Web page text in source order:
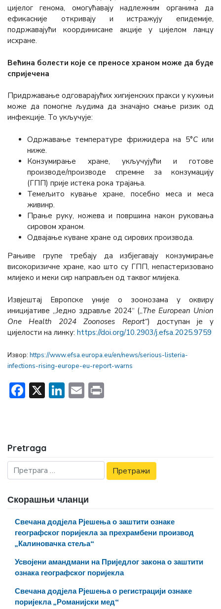
цијелог генома, омогућавају надлежним органима да
ефикасније откривају и истражују епидемије,
подржавајући координисане акције у цијелом ланцу
исхране.
Већина болести које се преносе храном може дa будe
спријечена
Придржавање одговарајућих хигијенских пракси у кухињи
може да помогне људима да значајно смање ризик од
инфекције. То укључује:
Одржавање температуре фрижидера на 5°Cили
ниже.
Конзумирање хране, укључујући и готове
производе/производе спремне за конзумацију
(ГПП) прије истека рока трајања.
Темељито кување хране, посебно меса и меса
живинр.
Прање руку, ножева и површина након руковања
сировом храном.
Одвајање куване хране од сирових производа.
Рањиве групе требају да избјегавају конзумирање
високоризичне хране, као што су ГПП, непастеризовано
млијеко и меки сир направљен од таквог млијека.
Извјештај Европске уније о зоонозама у оквиру
иницијативе „Једно здравље 2024“ („The European Union
One Health 2024 Zoonoses Report“) доступан је у
цијелости на линку: https://doi.org/10.2903/j.efsa.2025.9759
Извор: https://www.efsa.europa.eu/en/news/serious-listeria-
infections-rising-europe-eu-report-warns
Facebook
X LinkedIn
Email
Pretraga
Скорашњи чланци
Свечана додјела Рјешења о заштити ознаке
географског поријекла за прехрамбени производ
„Калиновачка стеља“
Усвојени амандмани на Приједлог закона о заштити
ознака географског поријекла
Свечана додјела Рјешења о регистрацији ознаке
поријекла „Романијски мед“